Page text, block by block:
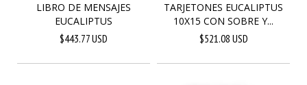
LIBRO DE MENSAJES
EUCALIPTUS
$443.77 USD
TARJETONES EUCALIPTUS
10X15 CON SOBRE Y...
$521.08 USD